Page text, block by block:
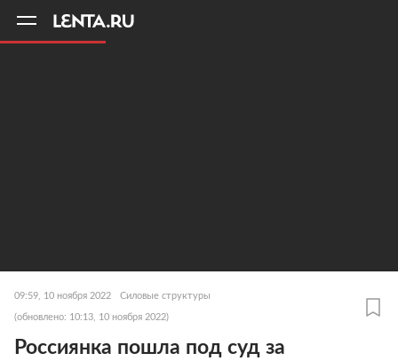
09:59, 10 ноября 2022 Силовые структуры
(обновлено: 10:13, 10 ноября 2022)
Россиянка пошла под суд за